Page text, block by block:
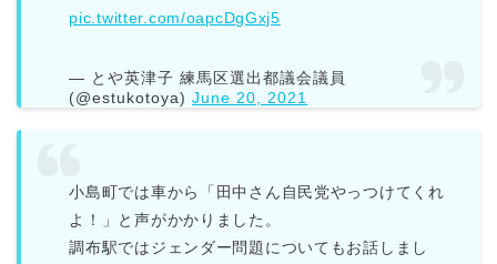
pic.twitter.com/oapcDgGxj5
— とや英津子 練馬区選出都議会議員
(@estukotoya)June 20, 2021
小島町では車から「田中さん自民党やっつけてくれ
よ！」と声がかかりました。
調布駅ではジェンダー問題についてもお話しまし